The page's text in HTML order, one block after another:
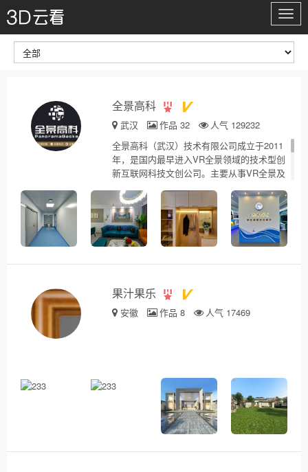
切
换
导
航
全景高科
武汉 作品 32
人气 129232
全景高科（武汉）技术有限公司成立于2011
年，是国内最早进入VR全景领域的技术型创
新互联网科技文创公司。主要从事VR全景及
决方案,致力于提供全域旅游名片、虚拟政务
大厅、3D虚拟展馆（博物馆）、城市规划三
维制作等领域提供创新的智慧内容及相关服
务。 官网：www.panogk.com 商务合作：
果汁果乐
安徽 作品 8 人气 17469